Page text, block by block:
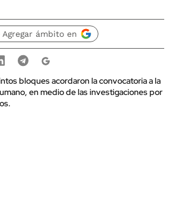
Agregar ámbito en
bloques acordaron la convocatoria a la
en medio de las investigaciones por